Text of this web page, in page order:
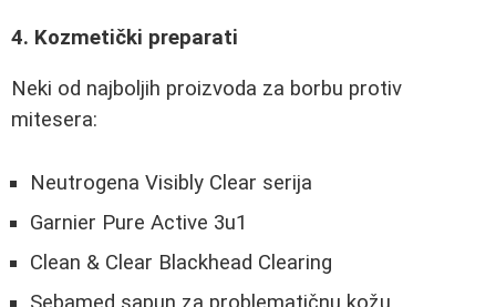
4. Kozmetički preparati
Neki od najboljih proizvoda za borbu protiv
mitesera:
Neutrogena Visibly Clear serija
Garnier Pure Active 3u1
Clean & Clear Blackhead Clearing